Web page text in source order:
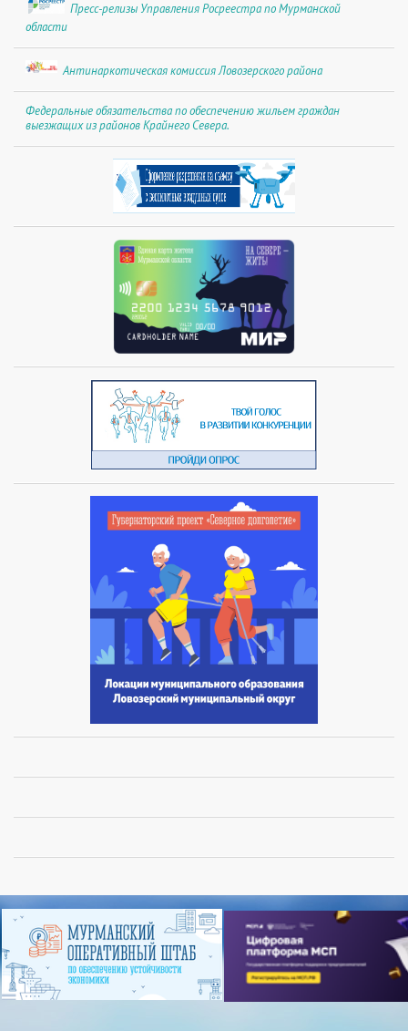
Пресс-релизы Управления Росреестра по Мурманской
области
Антинаркотическая комиссия Ловозерского района
Федеральные обязательства по обеспечению жильем граждан
выезжащих из районов Крайнего Севера.